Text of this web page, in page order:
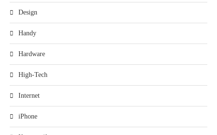
Design
Handy
Hardware
High-Tech
Internet
iPhone